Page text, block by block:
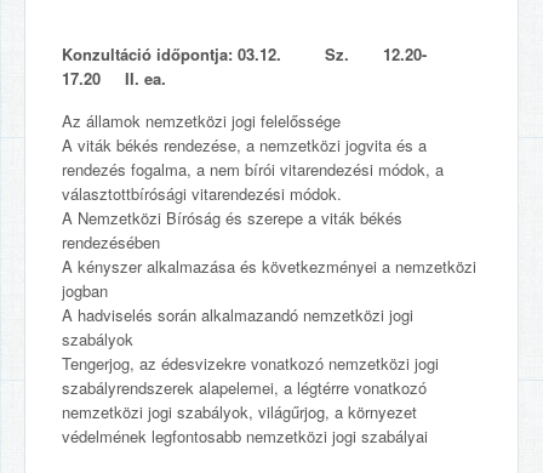
Konzultáció időpontja: 03.12. Sz. 12.20-
17.20 II. ea.
Az államok nemzetközi jogi felelőssége
A viták békés rendezése, a nemzetközi jogvita és a
rendezés fogalma, a nem bírói vitarendezési módok, a
választottbírósági vitarendezési módok.
A Nemzetközi Bíróság és szerepe a viták békés
rendezésében
A kényszer alkalmazása és következményei a nemzetközi
jogban
A hadviselés során alkalmazandó nemzetközi jogi
szabályok
Tengerjog, az édesvizekre vonatkozó nemzetközi jogi
szabályrendszerek alapelemei, a légtérre vonatkozó
nemzetközi jogi szabályok, világűrjog, a környezet
védelmének legfontosabb nemzetközi jogi szabályai